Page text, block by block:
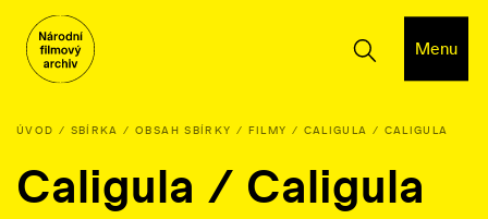
Menu
ÚVOD SBÍRKA OBSAH SBÍRKY FILMY CALIGULA / CALIGULA
Caligula / Caligula